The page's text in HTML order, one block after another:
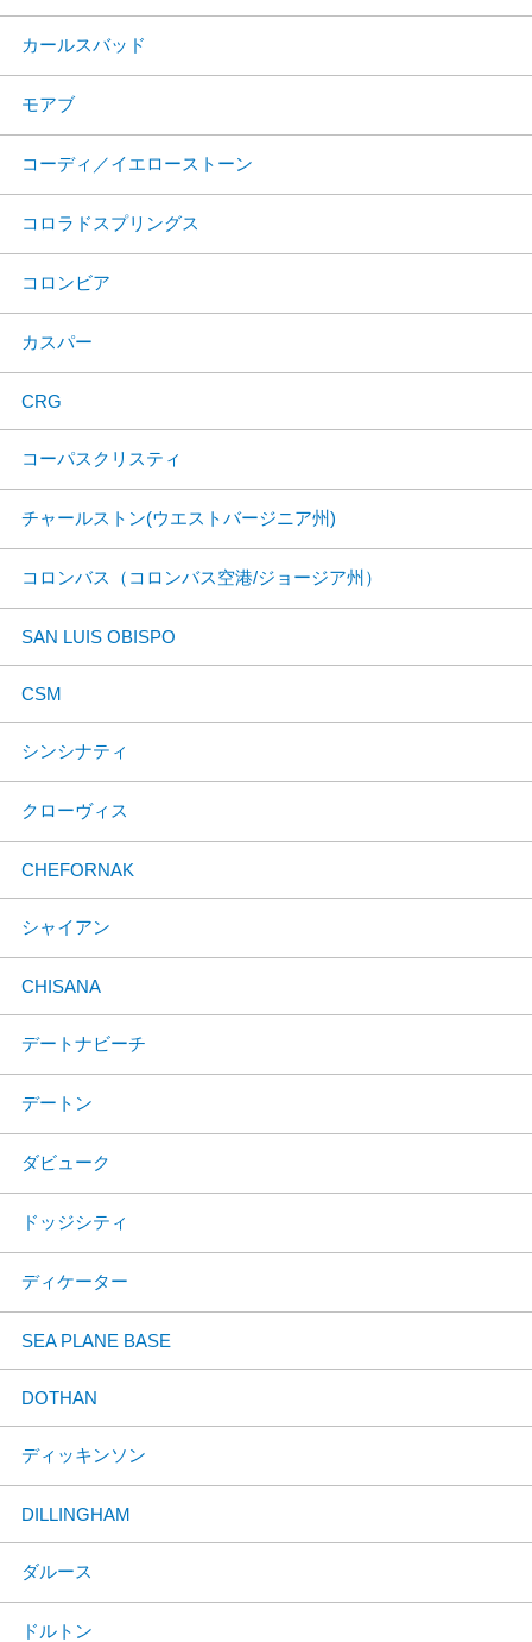
カールスバッド
モアブ
コーディ／イエローストーン
コロラドスプリングス
コロンビア
カスパー
CRG
コーパスクリスティ
チャールストン(ウエストバージニア州)
コロンバス（コロンバス空港/ジョージア州）
SAN LUIS OBISPO
CSM
シンシナティ
クローヴィス
CHEFORNAK
シャイアン
CHISANA
デートナビーチ
デートン
ダビューク
ドッジシティ
ディケーター
SEA PLANE BASE
DOTHAN
ディッキンソン
DILLINGHAM
ダルース
ドルトン